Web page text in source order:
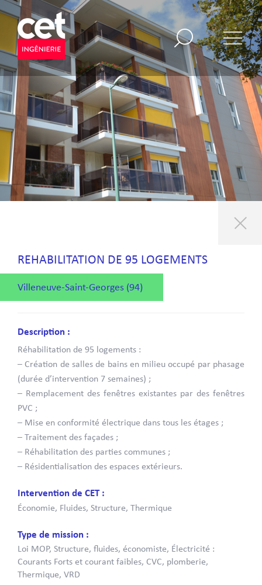
REHABILITATION DE 95 LOGEMENTS
Villeneuve-Saint-Georges (94)
Description :
Réhabilitation de 95 logements :
– Création de salles de bains en milieu occupé par phasage
(durée d’intervention 7 semaines) ;
– Remplacement des fenêtres existantes par des fenêtres
PVC ;
– Mise en conformité électrique dans tous les étages ;
– Traitement des façades ;
– Réhabilitation des parties communes ;
– Résidentialisation des espaces extérieurs.
Intervention de CET :
Économie, Fluides, Structure, Thermique
Type de mission :
Loi MOP, Structure, fluides, économiste, Électricité :
Courants Forts et courant faibles, CVC, plomberie,
Thermique, VRD